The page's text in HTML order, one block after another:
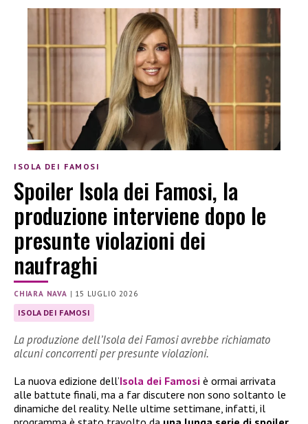
ISOLA DEI FAMOSI
Spoiler Isola dei Famosi, la
produzione interviene dopo le
presunte violazioni dei
naufraghi
CHIARA NAVA | 15 LUGLIO 2026
ISOLA DEI FAMOSI
La produzione dell’Isola dei Famosi avrebbe richiamato
alcuni concorrenti per presunte violazioni.
La nuova edizione dell’Isola dei Famosi è ormai arrivata
alle battute finali, ma a far discutere non sono soltanto le
dinamiche del reality. Nelle ultime settimane, infatti, il